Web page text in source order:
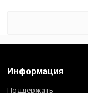
Информация
Поддержать